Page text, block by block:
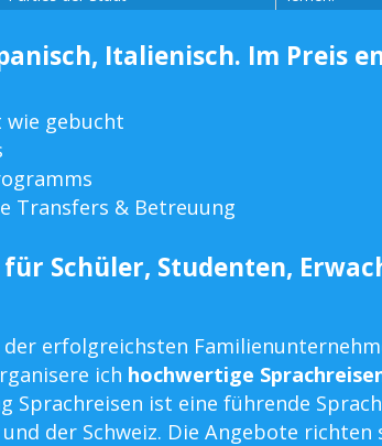
Italienisch. Im Preis
gebucht
Transfers & Betreuung
Schüler, Studenten,
der erfolgreichsten
ich hochwertige
Sprachreisen ist eine führende
der Schweiz. Die Angebote richten